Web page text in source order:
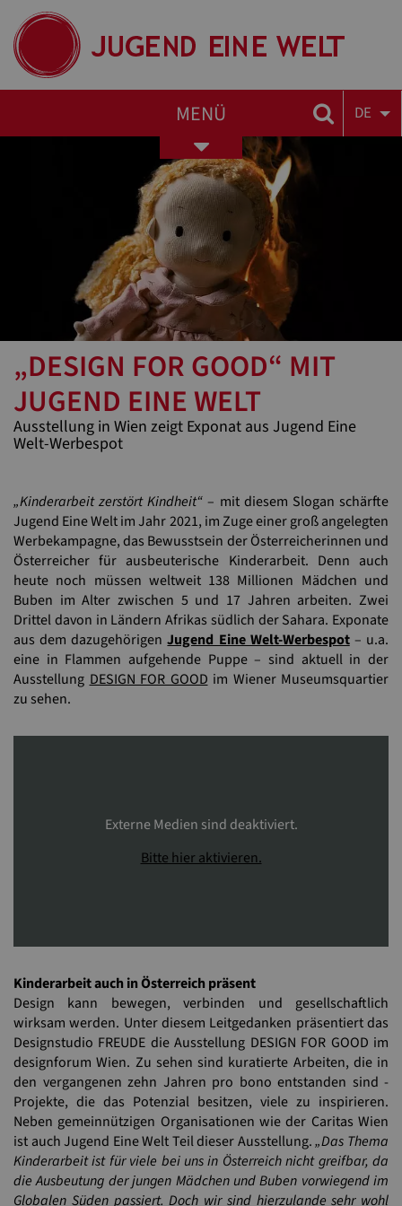
MENÜ DE
Toggle
navigation
„DESIGN FOR GOOD“ MIT
JUGEND EINE WELT
Ausstellung in Wien zeigt Exponat aus Jugend Eine
Welt-Werbespot
„Kinderarbeit zerstört Kindheit“ – mit diesem Slogan schärfte
Jugend Eine Welt im Jahr 2021, im Zuge einer groß angelegten
Werbekampagne, das Bewusstsein der Österreicherinnen und
Österreicher für ausbeuterische Kinderarbeit. Denn auch
heute noch müssen weltweit 138 Millionen Mädchen und
Buben im Alter zwischen 5 und 17 Jahren arbeiten. Zwei
Drittel davon in Ländern Afrikas südlich der Sahara. Exponate
aus dem dazugehörigenJugend Eine Welt-Werbespot– u.a.
eine in Flammen aufgehende Puppe – sind aktuell in der
Ausstellung DESIGN FOR GOOD im Wiener Museumsquartier
zu sehen.
Externe Medien sind deaktiviert.
Bitte hier aktivieren.
Kinderarbeit auch in Österreich präsent
Design kann bewegen, verbinden und gesellschaftlich
wirksam werden. Unter diesem Leitgedanken präsentiert das
Designstudio FREUDE die Ausstellung DESIGN FOR GOOD im
designforum Wien. Zu sehen sind kuratierte Arbeiten, die in
den vergangenen zehn Jahren pro bono entstanden sind -
Projekte, die das Potenzial besitzen, viele zu inspirieren.
Neben gemeinnützigen Organisationen wie der Caritas Wien
ist auch Jugend Eine Welt Teil dieser Ausstellung.„Das Thema
Kinderarbeit ist für viele bei uns in Österreich nicht greifbar, da
die Ausbeutung der jungen Mädchen und Buben vorwiegend im
Globalen Süden passiert. Doch wir sind hierzulande sehr wohl